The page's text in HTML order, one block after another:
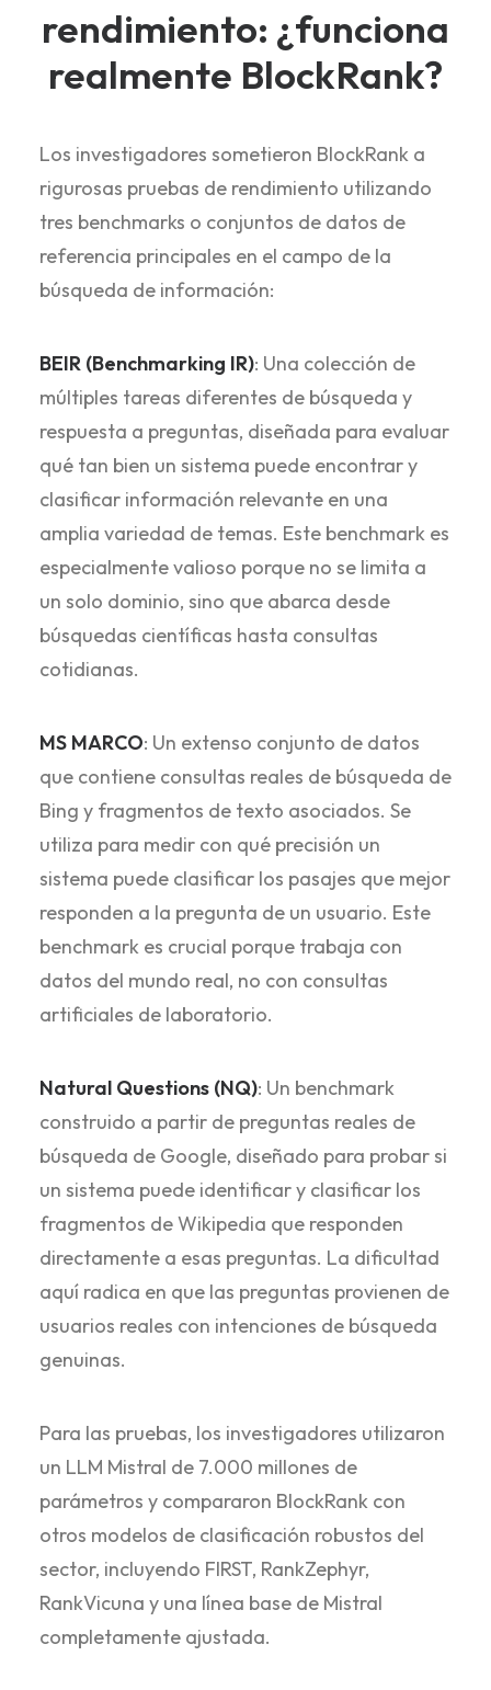
rendimiento: ¿funciona
realmente BlockRank?
Los investigadores sometieron BlockRank a
rigurosas pruebas de rendimiento utilizando
tres benchmarks o conjuntos de datos de
referencia principales en el campo de la
búsqueda de información:
BEIR (Benchmarking IR): Una colección de
múltiples tareas diferentes de búsqueda y
respuesta a preguntas, diseñada para evaluar
qué tan bien un sistema puede encontrar y
clasificar información relevante en una
amplia variedad de temas. Este benchmark es
especialmente valioso porque no se limita a
un solo dominio, sino que abarca desde
búsquedas científicas hasta consultas
cotidianas.
MS MARCO: Un extenso conjunto de datos
que contiene consultas reales de búsqueda de
Bing y fragmentos de texto asociados. Se
utiliza para medir con qué precisión un
sistema puede clasificar los pasajes que mejor
responden a la pregunta de un usuario. Este
benchmark es crucial porque trabaja con
datos del mundo real, no con consultas
artificiales de laboratorio.
Natural Questions (NQ): Un benchmark
construido a partir de preguntas reales de
búsqueda de Google, diseñado para probar si
un sistema puede identificar y clasificar los
fragmentos de Wikipedia que responden
directamente a esas preguntas. La dificultad
aquí radica en que las preguntas provienen de
usuarios reales con intenciones de búsqueda
genuinas.
Para las pruebas, los investigadores utilizaron
un LLM Mistral de 7.000 millones de
parámetros y compararon BlockRank con
otros modelos de clasificación robustos del
sector, incluyendo FIRST, RankZephyr,
RankVicuna y una línea base de Mistral
completamente ajustada.